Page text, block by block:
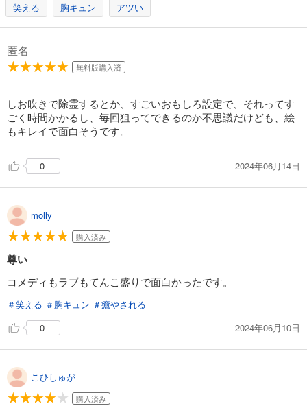
笑える 胸キュン アツい
匿名
無料版購入済
しお吹きで除霊するとか、すごいおもしろ設定で、それってす
ごく時間かかるし、毎回狙ってできるのか不思議だけども、絵
もキレイで面白そうです。
0 2024年06月14日
molly
購入済み
尊い
コメディもラブもてんこ盛りで面白かったです。
＃笑える ＃胸キュン ＃癒やされる
0
2024年06月10日
こひしゅが
購入済み